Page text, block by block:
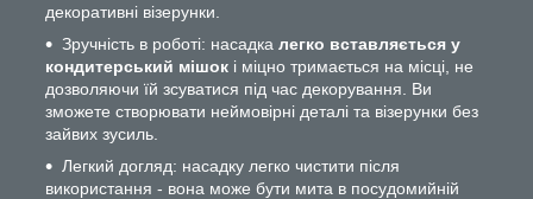
декоративні візерунки.
Зручність в роботі: насадка легко вставляється у
кондитерський мішок і міцно тримається на місці, не
дозволяючи їй зсуватися під час декорування. Ви
зможете створювати неймовірні деталі та візерунки без
зайвих зусиль.
Легкий догляд: насадку легко чистити після
використання - вона може бути мита в посудомийній